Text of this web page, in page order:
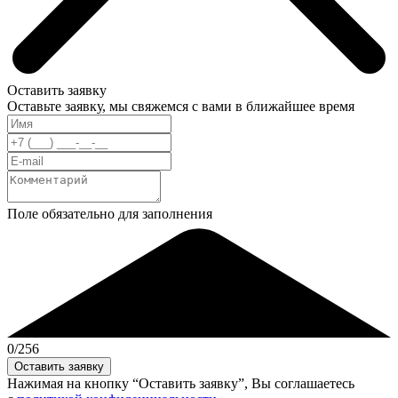
Оставить заявку
Оставьте заявку, мы свяжемся с вами в ближайшее время
Поле обязательно для заполнения
0/256
Нажимая на кнопку “Оставить заявку”, Вы соглашаетесь